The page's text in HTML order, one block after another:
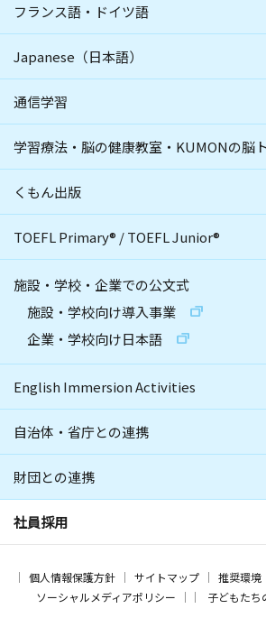
フランス語・ドイツ語
Japanese（日本語）
通信学習
学習療法・脳の健康教室・KUMONの脳
くもん出版
TOEFL Primary® /TOEFL Junior®
施設・学校・企業での公文式
施設・学校向け導入事業
企業・学校向け日本語
English Immersion Activities
自治体・省庁との連携
財団との連携
社員採用
個人情報保護方針 サイトマップ 推奨環境
ソーシャルメディアポリシー
子どもたち